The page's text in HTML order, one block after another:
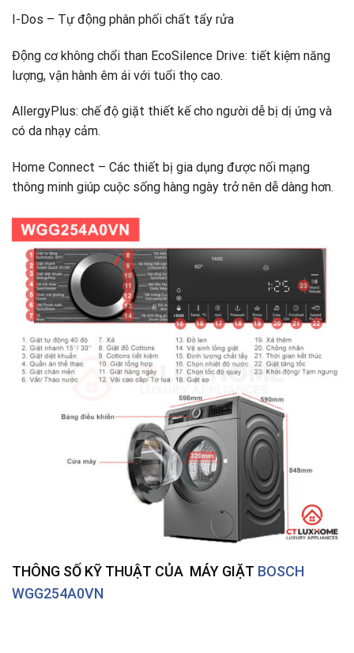
I-Dos – Tự động phân phối chất tẩy rửa
Động cơ không chổi than EcoSilence Drive: tiết kiệm năng
lượng, vận hành êm ái với tuổi thọ cao.
AllergyPlus: chế độ giặt thiết kế cho người dễ bị dị ứng và
có da nhạy cảm.
Home Connect – Các thiết bị gia dụng được nối mạng
thông minh giúp cuộc sống hàng ngày trở nên dễ dàng hơn.
THÔNG SỐ KỸ THUẬT CỦA MÁY GIẶT BOSCH
WGG254A0VN